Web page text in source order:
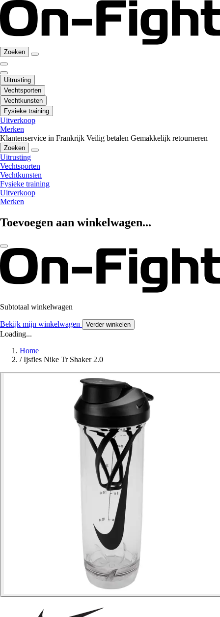
Zoeken
Uitrusting
Vechtsporten
Vechtkunsten
Fysieke training
Uitverkoop
Merken
Klantenservice in Frankrijk Veilig betalen Gemakkelijk retourneren
Zoeken
Uitrusting
Vechtsporten
Vechtkunsten
Fysieke training
Uitverkoop
Merken
Toevoegen aan winkelwagen...
Subtotaal winkelwagen
Bekijk mijn winkelwagen Verder winkelen
Loading...
Home
/ Ijsfles Nike Tr Shaker 2.0